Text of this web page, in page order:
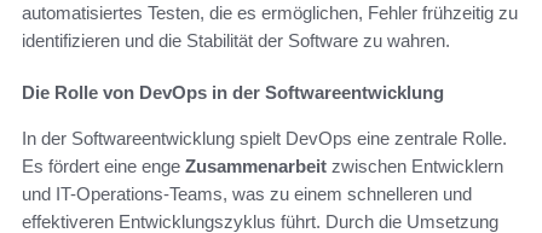
automatisiertes Testen, die es ermöglichen, Fehler frühzeitig zu
identifizieren und die Stabilität der Software zu wahren.
Die Rolle von DevOps in der Softwareentwicklung
In der Softwareentwicklung spielt DevOps eine zentrale Rolle.
Es fördert eine enge Zusammenarbeit zwischen Entwicklern
und IT-Operations-Teams, was zu einem schnelleren und
effektiveren Entwicklungszyklus führt. Durch die Umsetzung